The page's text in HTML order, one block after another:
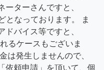
ーターさんですと、
となっております。 ま
ドバイス等ですと、
るケースもございま
は発生しませんので、
依頼申請」を頂いて、個